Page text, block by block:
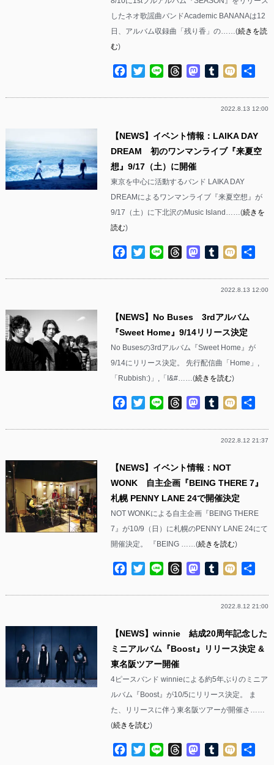
したネオ歌謡曲バンドAcademic BANANAは12
日、アルバム収録曲「残り香」の……(続きを読
む)
Facebook
TwitterLine ThreadsMastodon
Tumblr
Mixi
2022.8.13 12:00
【NEWS】イベント情報：LAIKA DAY
DREAM 初のワンマンライブ『来夏空
想』9/17（土）に開催
東京を中心に活動するバンド LAIKA DAY
DREAMによるワンマンライブ『来夏空想』が
9/17（土）に下北沢のMusic Island……(続きを
読む)
Facebook
TwitterLine ThreadsMastodon
Tumblr
Mixi
2022.8.13 12:00
【NEWS】No Buses 3rdアルバム
『Sweet Home』9/14リリース決定
No Busesの3rdアルバム『Sweet Home』が
9/14にリリース決定。 先行配信曲「Home」,
「Rubbish:)」,「I&#……(続きを読む)
Facebook
TwitterLine ThreadsMastodon
Tumblr
Mixi
2022.8.12 21:37
【NEWS】イベント情報：NOT
WONK 自主企画『BEING THERE 7』
札幌 PENNY LANE 24で開催決定
NOT WONKによる自主企画『BEING THERE
7』が10/9（日）に札幌のPENNY LANE 24にて
開催決定。 『BEING ……(続きを読む)
Facebook
TwitterLine ThreadsMastodon
Tumblr
Mixi
2022.8.12 21:00
【NEWS】winnie 結成20周年記念した
ミニアルバム『Boost』リリース決定 &
東名阪ツアー開催
4ピースバンド winnieによる約5年ぶりのミニア
ルバム『Boost』が10/5にリリース決定。 ま
た、リリースに伴う東名阪ツアーが開催さ……
(続きを読む)
Facebook
TwitterLine ThreadsMastodon
Tumblr
Mixi